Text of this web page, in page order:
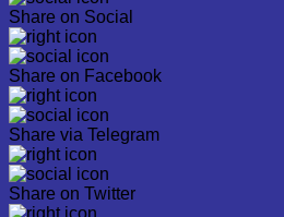
Share on Social
Share on Facebook
Share via Telegram
Share on Twitter